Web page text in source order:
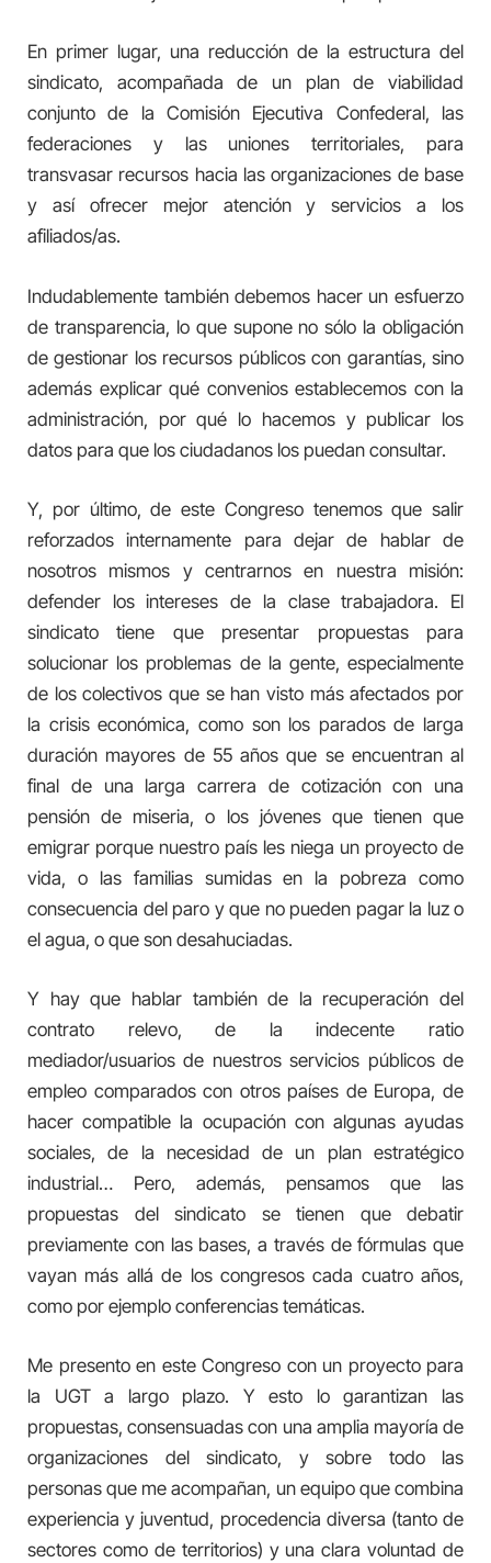
En primer lugar, una reducción de la estructura del
sindicato, acompañada de un plan de viabilidad
conjunto de la Comisión Ejecutiva Confederal, las
federaciones y las uniones territoriales, para
transvasar recursos hacia las organizaciones de base
y así ofrecer mejor atención y servicios a los
afiliados/as.
Indudablemente también debemos hacer un esfuerzo
de transparencia, lo que supone no sólo la obligación
de gestionar los recursos públicos con garantías, sino
además explicar qué convenios establecemos con la
administración, por qué lo hacemos y publicar los
datos para que los ciudadanos los puedan consultar.
Y, por último, de este Congreso tenemos que salir
reforzados internamente para dejar de hablar de
nosotros mismos y centrarnos en nuestra misión:
defender los intereses de la clase trabajadora. El
sindicato tiene que presentar propuestas para
solucionar los problemas de la gente, especialmente
de los colectivos que se han visto más afectados por
la crisis económica, como son los parados de larga
duración mayores de 55 años que se encuentran al
final de una larga carrera de cotización con una
pensión de miseria, o los jóvenes que tienen que
emigrar porque nuestro país les niega un proyecto de
vida, o las familias sumidas en la pobreza como
consecuencia del paro y que no pueden pagar la luz o
el agua, o que son desahuciadas.
Y hay que hablar también de la recuperación del
contrato relevo, de la indecente ratio
mediador/usuarios de nuestros servicios públicos de
empleo comparados con otros países de Europa, de
hacer compatible la ocupación con algunas ayudas
sociales, de la necesidad de un plan estratégico
industrial… Pero, además, pensamos que las
propuestas del sindicato se tienen que debatir
previamente con las bases, a través de fórmulas que
vayan más allá de los congresos cada cuatro años,
como por ejemplo conferencias temáticas.
Me presento en este Congreso con un proyecto para
la UGT a largo plazo. Y esto lo garantizan las
propuestas, consensuadas con una amplia mayoría de
organizaciones del sindicato, y sobre todo las
personas que me acompañan, un equipo que combina
experiencia y juventud, procedencia diversa (tanto de
sectores como de territorios) y una clara voluntad de